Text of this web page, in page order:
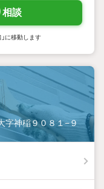
相談
に移動します
字神稲９０８１−９